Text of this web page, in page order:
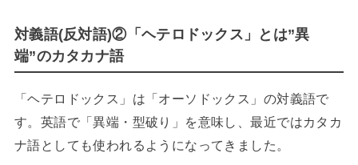
対義語(反対語)②「ヘテロドックス」とは”異
端”のカタカナ語
「ヘテロドックス」は「オーソドックス」の対義語で
す。英語で「異端・型破り」を意味し、最近ではカタカ
ナ語としても使われるようになってきました。